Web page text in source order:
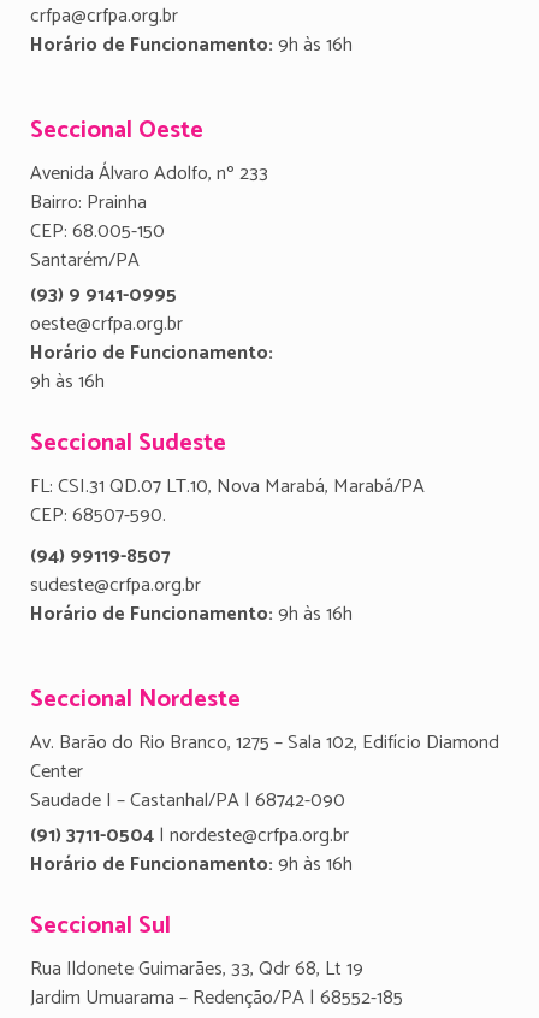
crfpa@crfpa.org.br
Horário de Funcionamento:9h às 16h
Seccional Oeste
Avenida Álvaro Adolfo, nº 233
Bairro: Prainha
CEP: 68.005-150
Santarém/PA
(93) 9 9141-0995
oeste@crfpa.org.br
Horário de Funcionamento:
9h às 16h
Seccional Sudeste
FL: CSI.31 QD.07 LT.10, Nova Marabá, Marabá/PA
CEP: 68507-590.
(94) 99119-8507
sudeste@crfpa.org.br
Horário de Funcionamento:9h às 16h
Seccional Nordeste
Av. Barão do Rio Branco, 1275 – Sala 102, Edifício Diamond
Center
Saudade I – Castanhal/PA | 68742-090
(91) 3711-0504| nordeste@crfpa.org.br
Horário de Funcionamento:9h às 16h
Seccional Sul
Rua Ildonete Guimarães, 33, Qdr 68, Lt 19
Jardim Umuarama – Redenção/PA | 68552-185